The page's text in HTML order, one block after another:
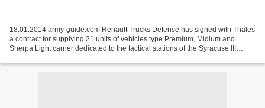
18.01.2014 army-guide.com Renault Trucks Defense has signed with Thales
a contract for supplying 21 units of vehicles type Premium, Midlum and
Sherpa Light carrier dedicated to the tactical stations of the Syracuse III